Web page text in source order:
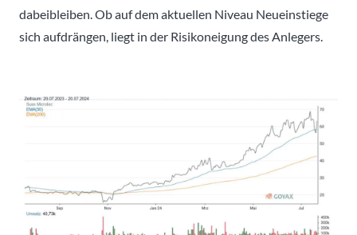
dabeibleiben. Ob auf dem aktuellen Niveau Neueinstiege
sich aufdrängen, liegt in der Risikoneigung des Anlegers.